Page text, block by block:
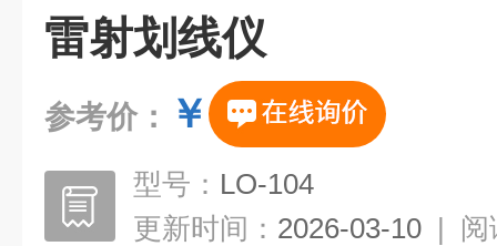
雷射划线仪
参考价： ￥
型号： LO-104
更新时间： 2026-03-10 | 阅